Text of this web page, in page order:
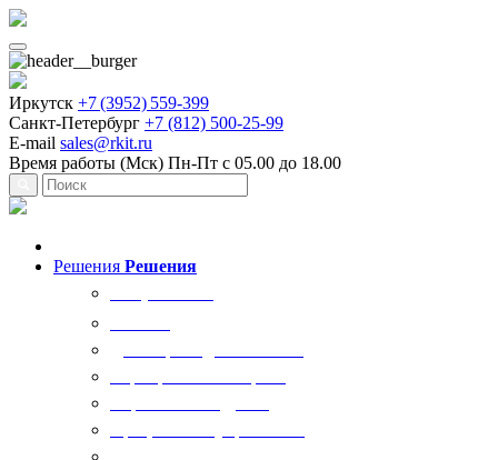
Иркутск +7 (3952) 559-399
Санкт-Петербург +7 (812) 500-25-99
E-mail sales@rkit.ru
Время работы (Мск) Пн-Пт с 05.00 до 18.00
Решения Решения